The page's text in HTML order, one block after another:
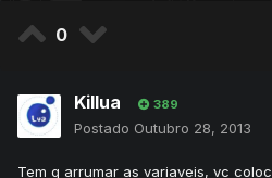
0
Killua 389
Postado Outubro 28, 2013
Tem q arrumar as variaveis, vc